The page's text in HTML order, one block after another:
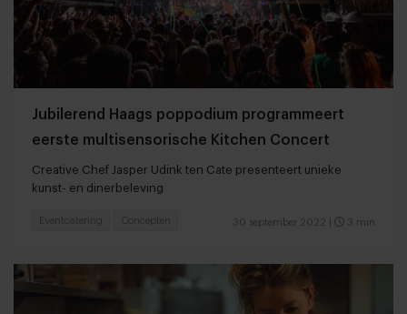
Jubilerend Haags poppodium programmeert
eerste multisensorische Kitchen Concert
Creative Chef Jasper Udink ten Cate presenteert unieke
kunst- en dinerbeleving
30 september 2022 3 min
Eventcatering Concepten